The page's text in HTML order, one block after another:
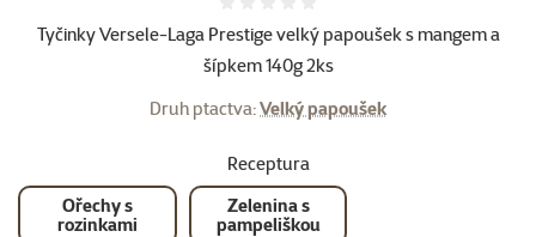
Tyčinky Versele-Laga Prestige velký papoušek s mangem a
šípkem 140g 2ks
Druh ptactva:Velký papoušek
Receptura
Ořechy s
rozinkami
Zelenina s
pampeliškou